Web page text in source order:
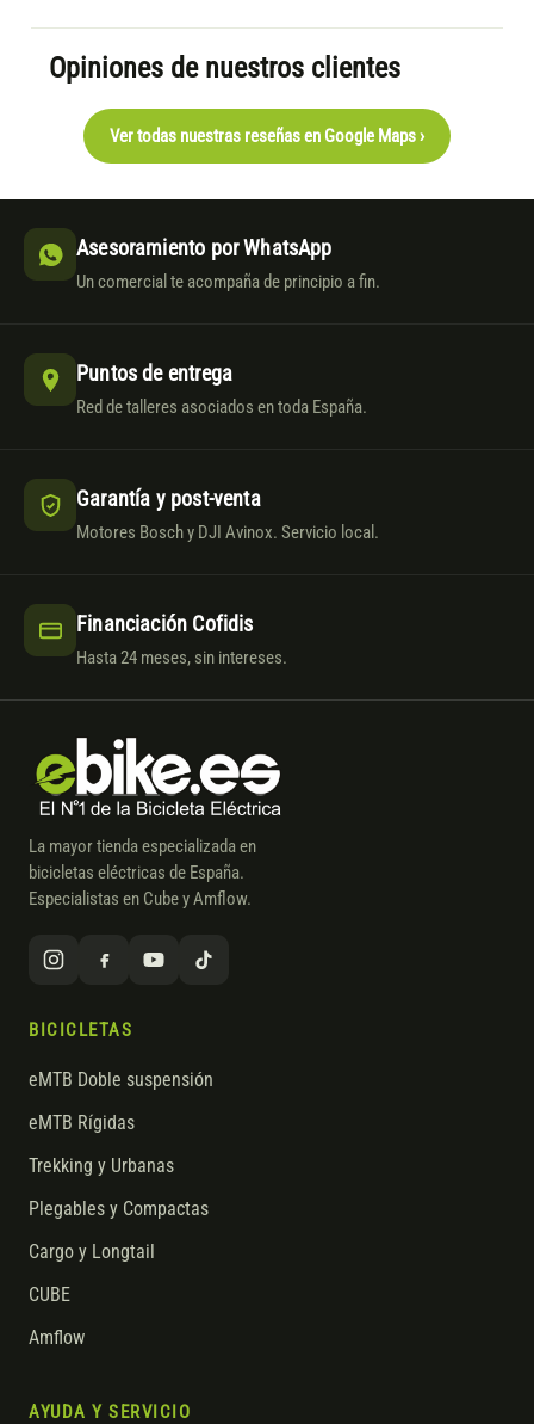
Opiniones de nuestros clientes
Ver todas nuestras reseñas en Google Maps ›
Asesoramiento por WhatsApp
Un comercial te acompaña de principio a fin.
Puntos de entrega
Red de talleres asociados en toda España.
Garantía y post-venta
Motores Bosch y DJI Avinox. Servicio local.
Financiación Cofidis
Hasta 24 meses, sin intereses.
La mayor tienda especializada en
bicicletas eléctricas de España.
Especialistas en Cube y Amflow.
BICICLETAS
eMTB Doble suspensión
eMTB Rígidas
Trekking y Urbanas
Plegables y Compactas
Cargo y Longtail
CUBE
Amflow
AYUDA Y SERVICIO